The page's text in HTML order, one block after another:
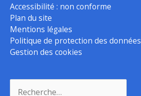
Accessibilité : non conforme
Plan du site
Mentions légales
Politique de protection des données
Gestion des cookies